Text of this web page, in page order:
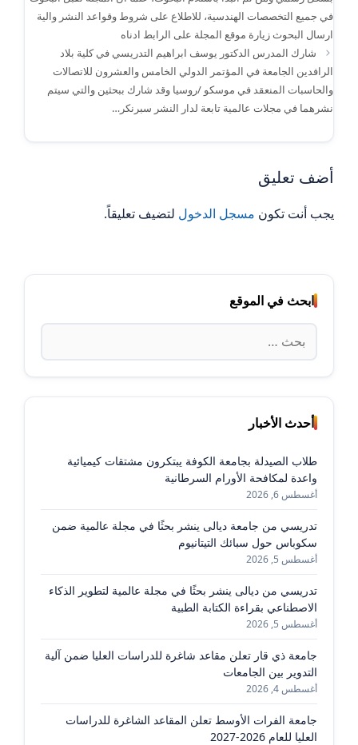
في جميع التخصصات الهندسية، للاطلاع على شروط وقواعد النشر والية
ارسال البحوث زيارة موقع المجلة على الرابط ادناه
شارك المدرس الدكتور يوسف ابراهيم التدريسي في كلية بلاد
الرافدين الجامعة في المؤتمر الدولي الخامس والعشرون للاتصالات
والحاسبات المنعقد في موسكو /روسيا وقد شارك ببحثين والتي سيتم
نشرهما في مجلات عالمية تابعة لدار النشر سبرنكر…
أضف تعليق
يجب أنت تكون مسجل الدخول لتضيف تعليقاً.
ابحث في الموقع
البحث
عن:
أحدث الأخبار
طلاب الصيدلة بجامعة الكوفة يبتكرون مشتقات كيميائية
واعدة لمكافحة الأورام السرطانية
أغسطس 6, 2026
تدريسي من جامعة ديالى ينشر بحثًا في مجلة عالمية ضمن
سكوباس حول سبائك التيتانيوم
أغسطس 5, 2026
تدريسي من ديالى ينشر بحثًا في مجلة عالمية لتطوير الذكاء
الاصطناعي بقراءة الكتابة الطبية
أغسطس 5, 2026
جامعة ذي قار تعلن مقاعد شاغرة للدراسات العليا ضمن آلية
التدوير بين الجامعات
أغسطس 4, 2026
جامعة الفرات الأوسط تعلن المقاعد الشاغرة للدراسات
العليا للعام 2026-2027